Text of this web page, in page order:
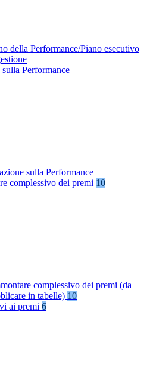
della Performance/Piano esecutivo
Performance
sulla Performance
complessivo dei premi 10
complessivo dei premi (da
in tabelle) 10
ai premi 6